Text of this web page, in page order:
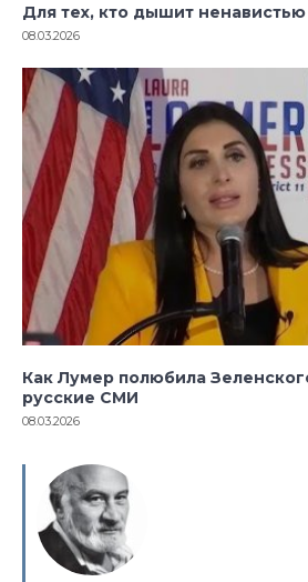
Для тех, кто дышит
08.03.2026
Как Лумер полюбила
русские СМИ
08.03.2026